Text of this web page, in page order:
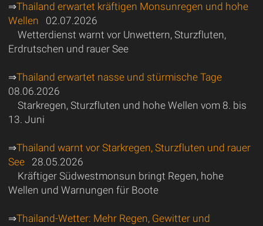
⇒Thailand erwartet kräftigen Monsunregen und hohe
Wellen 02.07.2026
Wetterdienst warnt vor Unwettern, Sturzfluten,
Erdrutschen und rauer See
⇒Thailand erwartet nasse und stürmische Tage
08.06.2026
Starkregen, Sturzfluten und hohe Wellen vom 8. bis
13. Juni
⇒Thailand warnt vor Starkregen, Sturzfluten und rauer
See28.05.2026
Kräftiger Südwestmonsun bringt Regen, hohe
Wellen und Warnungen für Boote
⇒Thailand-Wetter: Mehr Regen, Gewitter und